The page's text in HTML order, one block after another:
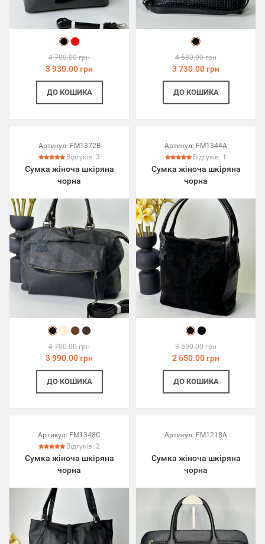
4 700.00 грн
3 930.00 грн
ДО КОШИКА
4 580.00 грн
3 730.00 грн
ДО КОШИКА
Артикул: FM1372B
Відгуків: 3
Сумка жіноча шкіряна
чорна
4 700.00 грн
3 990.00 грн
ДО КОШИКА
Артикул: FM1344A
Відгуків: 1
Сумка жіноча шкіряна
чорна
3 590.00 грн
2 650.00 грн
ДО КОШИКА
Артикул: FM1348C
Відгуків: 2
Сумка жіноча шкіряна
чорна
Артикул: FM1218A
Сумка жіноча шкіряна
чорна